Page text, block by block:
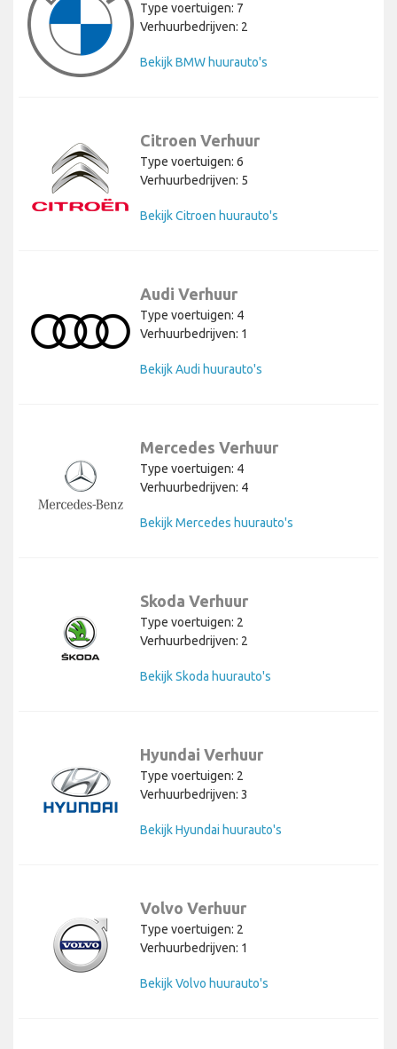
Type voertuigen: 7
Verhuurbedrijven: 2
Bekijk BMW huurauto's
Citroen Verhuur
Type voertuigen: 6
Verhuurbedrijven: 5
Bekijk Citroen huurauto's
Audi Verhuur
Type voertuigen: 4
Verhuurbedrijven: 1
Bekijk Audi huurauto's
Mercedes Verhuur
Type voertuigen: 4
Verhuurbedrijven: 4
Bekijk Mercedes huurauto's
Skoda Verhuur
Type voertuigen: 2
Verhuurbedrijven: 2
Bekijk Skoda huurauto's
Hyundai Verhuur
Type voertuigen: 2
Verhuurbedrijven: 3
Bekijk Hyundai huurauto's
Volvo Verhuur
Type voertuigen: 2
Verhuurbedrijven: 1
Bekijk Volvo huurauto's